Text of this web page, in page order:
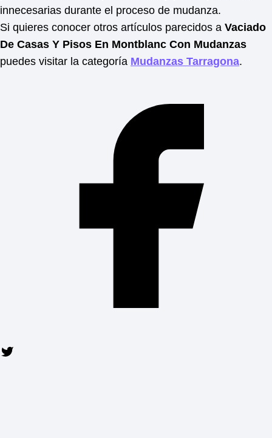
innecesarias durante el proceso de mudanza.
Si quieres conocer otros artículos parecidos a Vaciado
De Casas Y Pisos En Montblanc Con Mudanzas
puedes visitar la categoría Mudanzas Tarragona.